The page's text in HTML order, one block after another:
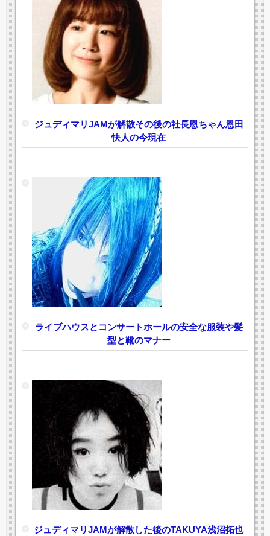
ジュディマリJAMが解散その後の社長恩ちゃん恩田
快人の今現在
ライブハウスとコンサートホールの安全な服装や髪
型と靴のマナー
ジュディマリJAMが解散した後のTAKUYA浅沼拓也